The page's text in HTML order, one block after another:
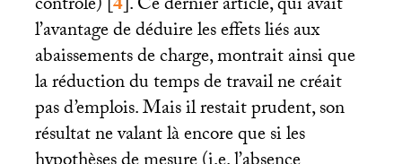
l’avantage de déduire les effets liés aux
abaissements de charge, montrait ainsi que
la réduction du temps de travail ne créait
pas d’emplois. Mais il restait prudent, son
résultat ne valant là encore que si les